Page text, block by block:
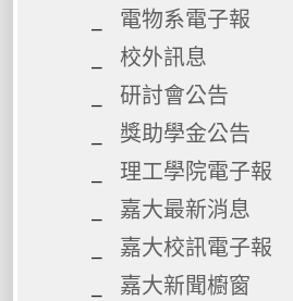
電物系電子報
校外訊息
研討會公告
獎助學金公告
理工學院電子報
嘉大最新消息
嘉大校訊電子報
嘉大新聞櫥窗